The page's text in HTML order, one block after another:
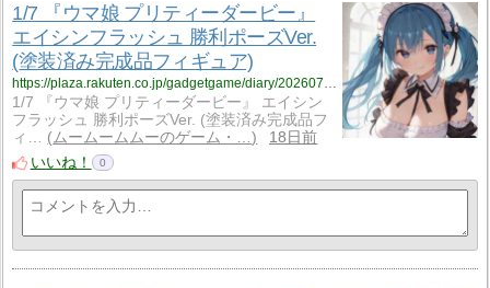
1/7 『ウマ娘 プリティーダービー』
エイシンフラッシュ 勝利ポーズVer.
(塗装済み完成品フィギュア)
1/7 『ウマ娘 プリティーダービー』 エイシン
フラッシュ 勝利ポーズVer. (塗装済み完成品フ
ィ…
ムームームムーのゲーム・…
18日前
いいね！
0